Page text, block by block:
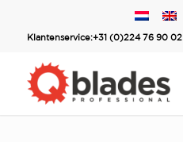
Klantenservice:+31 (0)224 76 90 02